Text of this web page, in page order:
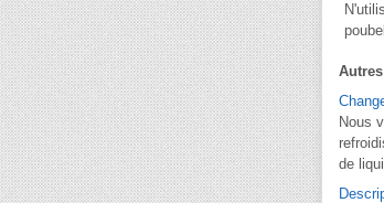
Nous
de